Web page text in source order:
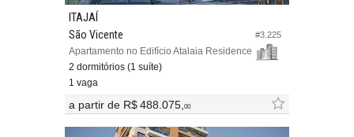
#3.225
ITAJAÍ
São Vicente
Apartamento no Edifício Atalaia Residence
2 dormitórios (1 suíte)
1 vaga
a partir de R$ 488.075,00